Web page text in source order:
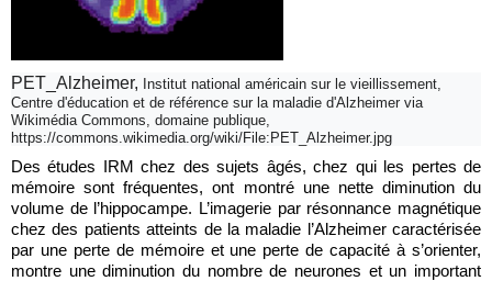
PET_Alzheimer, Institut national américain sur le vieillissement,
Centre d'éducation et de référence sur la maladie d'Alzheimer via
Wikimédia Commons, domaine publique,
https://commons.wikimedia.org/wiki/File:PET_Alzheimer.jpg
Des études IRM chez des sujets âgés, chez qui les pertes de
mémoire sont fréquentes, ont montré une nette diminution du
volume de l’hippocampe. L’imagerie par résonnance magnétique
chez des patients atteints de la maladie l’Alzheimer caractérisée
par une perte de mémoire et une perte de capacité à s’orienter,
montre une diminution du nombre de neurones et un important